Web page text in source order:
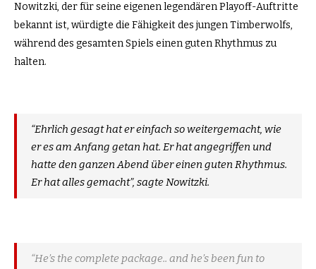
Nowitzki, der für seine eigenen legendären Playoff-Auftritte
bekannt ist, würdigte die Fähigkeit des jungen Timberwolfs,
während des gesamten Spiels einen guten Rhythmus zu
halten.
“Ehrlich gesagt hat er einfach so weitergemacht, wie
er es am Anfang getan hat. Er hat angegriffen und
hatte den ganzen Abend über einen guten Rhythmus.
Er hat alles gemacht”, sagte Nowitzki.
“He’s the complete package.. and he’s been fun to